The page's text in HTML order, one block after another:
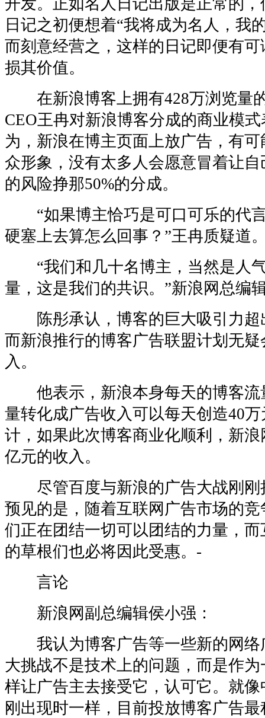
日记之初便想着“我将成为名人，我
而刻意经营之，这样的日记即便有
损其价值。
在新浪博客上拥有428万浏览量
CEO王冉对新浪博客分成的商业模
为，新浪在博主页面上放广告，有
众形象，没有太多人会愿意冒着让
的风险挣那50%的分成。
“如果博主恰巧是可口可乐的代
硬塞上去算怎么回事？”王冉质疑道
“我们和几十名博主，当然是人
量，这是我们的共识。”新浪网总编
陈彤承认，博客的巨大吸引力超
而新浪推行的博客广告联盟计划无
入。
他表示，新浪本身每天的博客流
量转化成广告收入可以每天创造40
计，如果此次博客商业化顺利，新
亿元的收入。
尽管百度与新浪的广告大战刚刚
预见的是，随着互联网广告市场的
们正在团结一切可以团结的力量，
的草根们也必将因此受惠。-
言论
新浪网副总编辑侯小强：
我认为博客广告等一些新的网络
大挑战不是技术上的问题，而是作
样让广告主去接受它，认可它。就
刚出现时一样，目前投放博客广告